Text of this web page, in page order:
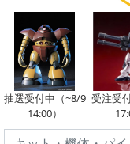
抽選受付中（~8/9
14:00）
受注受